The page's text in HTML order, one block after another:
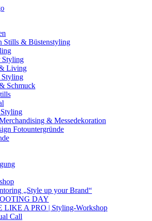
Stills & Büstenstyling
Styling
Living
Styling
Schmuck
& Messedekoration
Fotountergründe
„Style up your Brand“
DAY
LIKE A PRO | Styling-Workshop
Call